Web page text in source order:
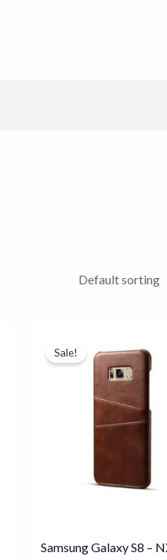
Sale!
Samsung Galaxy S8 –